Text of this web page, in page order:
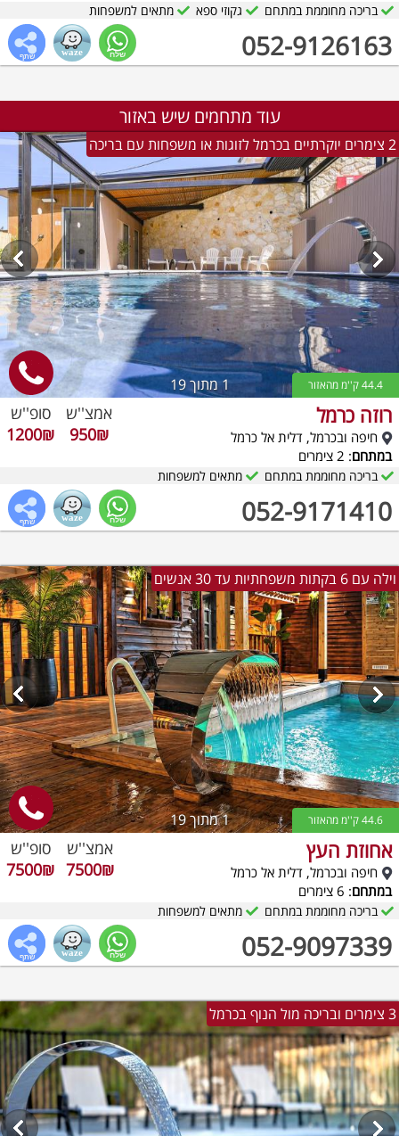
052-9126163
בריכה מחוממת במתחם גקוזי ספא מתאים למשפחות
עוד מתחמים שיש באזור
2 צימרים יוקרתיים בכרמל לזוגות או משפחות עם בריכה
1מתוך 19 44.4 ק''מ מהאזור
רוזה כרמל
חיפה ובכרמל, דלית אל כרמל
במתחם: 2 צימרים
052-9171410
אמצ''ש
950₪
סופ''ש
1200₪
בריכה מחוממת במתחם מתאים למשפחות
וילה עם 6 בקתות משפחתיות עד 30 אנשים
1מתוך 19 44.6 ק''מ מהאזור
אחוזת העץ
חיפה ובכרמל, דלית אל כרמל
במתחם: 6 צימרים
052-9097339
אמצ''ש
7500₪
סופ''ש
7500₪
בריכה מחוממת במתחם מתאים למשפחות
3 צימרים ובריכה מול הנוף בכרמל